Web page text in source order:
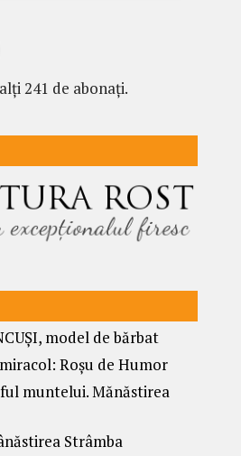
241 de abonați.
model de bărbat
Roșu de Humor
muntelui. Mănăstirea
Strâmba